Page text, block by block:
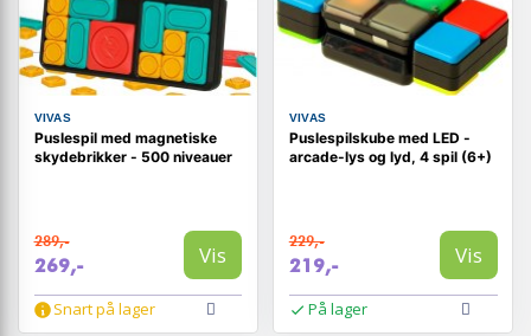
VIVAS
Puslespil med magnetiske
skydebrikker - 500 niveauer
289,-
269,- Vis
Snart på lager
VIVAS
Puslespilskube med LED -
arcade-lys og lyd, 4 spil (6+)
229,-
219,- Vis
På lager